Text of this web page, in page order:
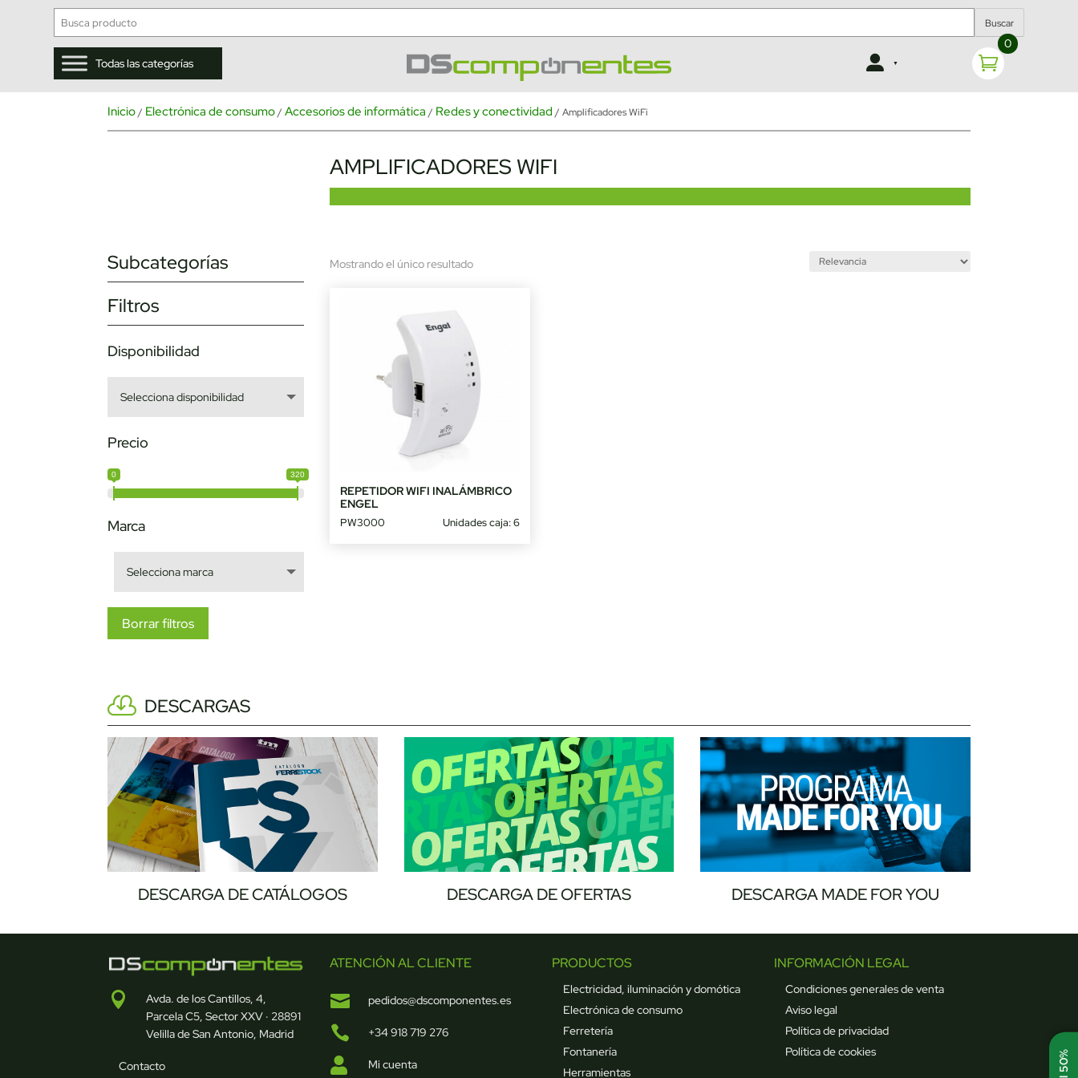
Buscar
Todas las categorías
0
Inicio/ Electrónica de consumo/Accesorios de informática / Redes y conectividad / Amplificadores WiFi
AMPLIFICADORES WIFI
Subcategorías
Filtros
Disponibilidad
Precio
0 320
Marca
Borrar filtros
Mostrando el único resultado
REPETIDOR WIFI INALÁMBRICO
ENGEL
PW3000 Unidades caja: 6
DESCARGAS
DESCARGA DE CATÁLOGOS DESCARGA DE OFERTAS DESCARGA MADE FOR YOU

Avda. de los Cantillos, 4,
Parcela C5, Sector XXV · 28891
Velilla de San Antonio, Madrid
Contacto
ATENCIÓN AL CLIENTE
 pedidos@dscomponentes.es
 +34 918 719 276
 Mi cuenta
PRODUCTOS
Electricidad, iluminación y domótica
Electrónica de consumo
Ferretería
Fontanería
Herramientas
INFORMACIÓN LEGAL
Condiciones generales de venta
Aviso legal
Política de privacidad
Política de cookies